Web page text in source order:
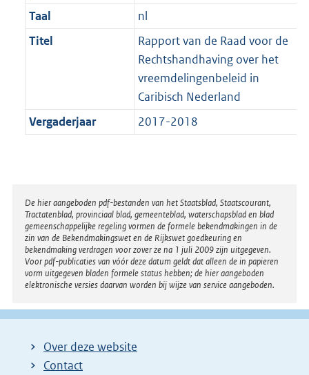
Taal
nl
Titel
Rapport van de Raad voor de
Rechtshandhaving over het
vreemdelingenbeleid in
Caribisch Nederland
Vergaderjaar
2017-2018
Disclaimer
De hier aangeboden pdf-bestanden van het Staatsblad, Staatscourant,
Tractatenblad, provinciaal blad, gemeenteblad, waterschapsblad en blad
gemeenschappelijke regeling vormen de formele bekendmakingen in de
zin van de Bekendmakingswet en de Rijkswet goedkeuring en
bekendmaking verdragen voor zover ze na 1 juli 2009 zijn uitgegeven.
Voor pdf-publicaties van vóór deze datum geldt dat alleen de in papieren
vorm uitgegeven bladen formele status hebben; de hier aangeboden
elektronische versies daarvan worden bij wijze van service aangeboden.
Over deze website
Contact